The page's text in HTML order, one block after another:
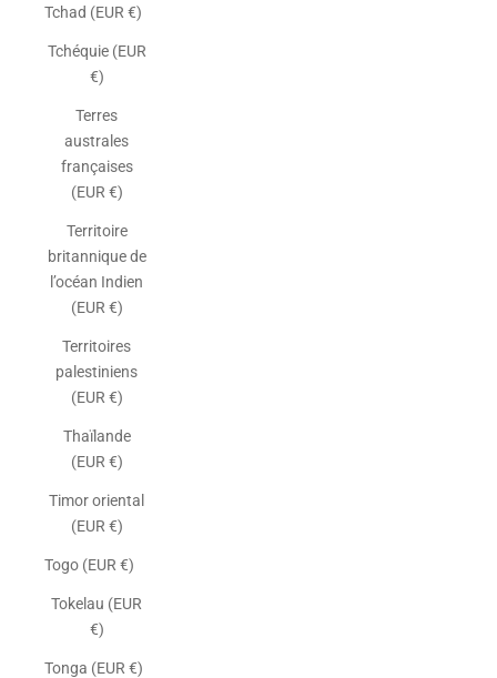
Tchad (EUR €)
Tchéquie (EUR
€)
Terres
australes
françaises
(EUR €)
Territoire
britannique de
l’océan Indien
(EUR €)
Territoires
palestiniens
(EUR €)
Thaïlande
(EUR €)
Timor oriental
(EUR €)
Togo (EUR €)
Tokelau (EUR
€)
Tonga (EUR €)